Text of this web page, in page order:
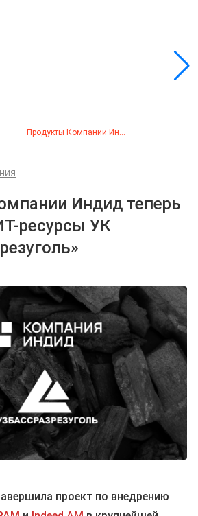
Индид теперь
ресурсы УК
проект по внедрению